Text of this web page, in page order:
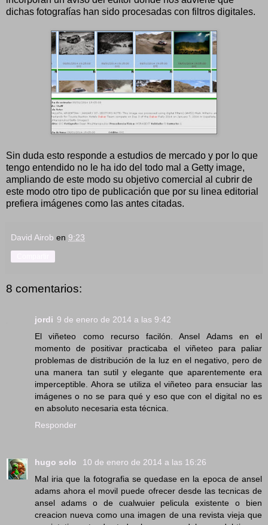
dichas fotografías han sido procesadas con filtros digitales.
Sin duda esto responde a estudios de mercado y por lo que
tengo entendido no le ha ido del todo mal a Getty image,
ampliando de este modo su objetivo comercial al cubrir de
este modo otro tipo de publicación que por su linea editorial
prefiera imágenes como las antes citadas.
David Airob en 9:23
8 comentarios:
jordi 9 de enero de 2014 a las 9:42
El viñeteo como recurso facilón. Ansel Adams en el
momento de positivar practicaba el viñeteo para paliar
problemas de distribución de la luz en el negativo, pero de
una manera tan sutil y elegante que aparentemente era
imperceptible. Ahora se utiliza el viñeteo para ensuciar las
imágenes o no se para qué y eso que con el digital no es
en absoluto necesaria esta técnica.
Responder
hugo solo
10 de enero de 2014 a las 16:26
Mal iria que la fotografia se quedase en la epoca de ansel
adams ahora el movil puede ofrecer desde las tecnicas de
ansel adams o de cualwuier pelicula existente o bien
creacion nueva como una imagen de una revista vieja que